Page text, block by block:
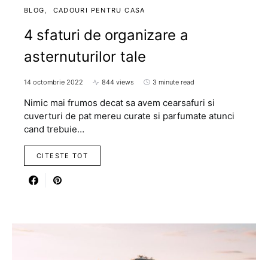
BLOG CADOURI PENTRU CASA
4 sfaturi de organizare a
asternuturilor tale
14 octombrie 2022 844 views 3 minute read
Nimic mai frumos decat sa avem cearsafuri si
cuverturi de pat mereu curate si parfumate atunci
cand trebuie…
CITESTE TOT